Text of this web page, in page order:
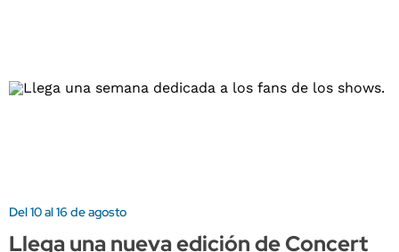
Del 10 al 16 de agosto
Llega una nueva edición de Concert